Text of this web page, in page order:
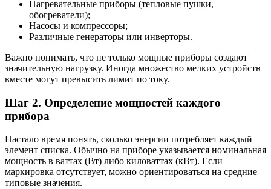
Нагревательные приборы (тепловые пушки,
обогреватели);
Насосы и компрессоры;
Различные генераторы или инверторы.
Важно понимать, что не только мощные приборы создают
значительную нагрузку. Иногда множество мелких устройств
вместе могут превысить лимит по току.
Шаг 2. Определение мощностей каждого
прибора
Настало время понять, сколько энергии потребляет каждый
элемент списка. Обычно на приборе указывается номинальная
мощность в ваттах (Вт) либо киловаттах (кВт). Если
маркировка отсутствует, можно ориентироваться на средние
типовые значения.